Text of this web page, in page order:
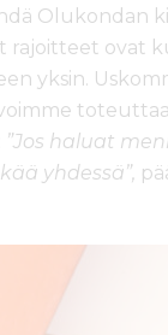
Olukondan
rajoitteet ovat
yksin.
”Jos haluat
yhdessä”,